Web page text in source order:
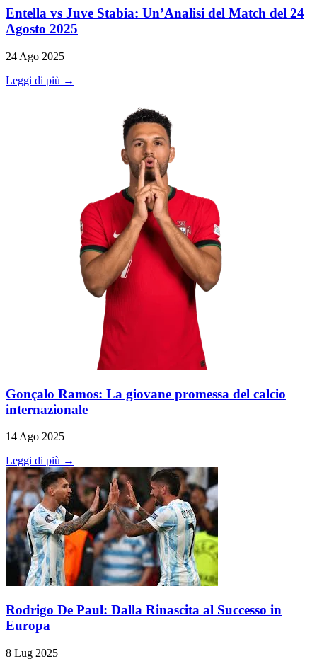
Entella vs Juve Stabia: Un’Analisi del Match del 24
Agosto 2025
24 Ago 2025
Leggi di più →
Gonçalo Ramos: La giovane promessa del calcio
internazionale
14 Ago 2025
Leggi di più →
Rodrigo De Paul: Dalla Rinascita al Successo in
Europa
8 Lug 2025